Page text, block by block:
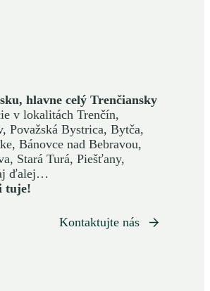
hlavne celý Trenčiansky
v lokalitách Trenčín,
Považská Bystrica, Bytča,
Bánovce nad Bebravou,
Stará Turá, Piešťany,
ďalej…
tuje!
Kontaktujte nás